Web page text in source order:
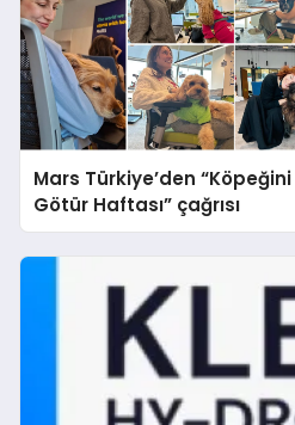
Mars Türkiye’den “Köpeğini
Götür Haftası” çağrısı